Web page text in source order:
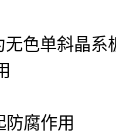
色单斜晶
腐作用